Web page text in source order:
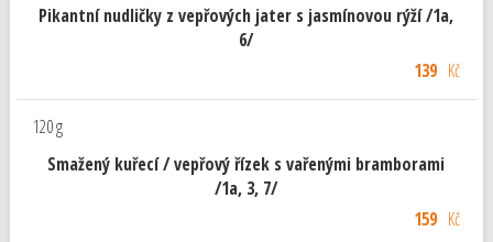
Pikantní nudličky z vepřových jater s jasmínovou rýží /1a,
6/
139Kč
120 g
Smažený kuřecí / vepřový řízek s vařenými bramborami
/1a, 3, 7/
159Kč